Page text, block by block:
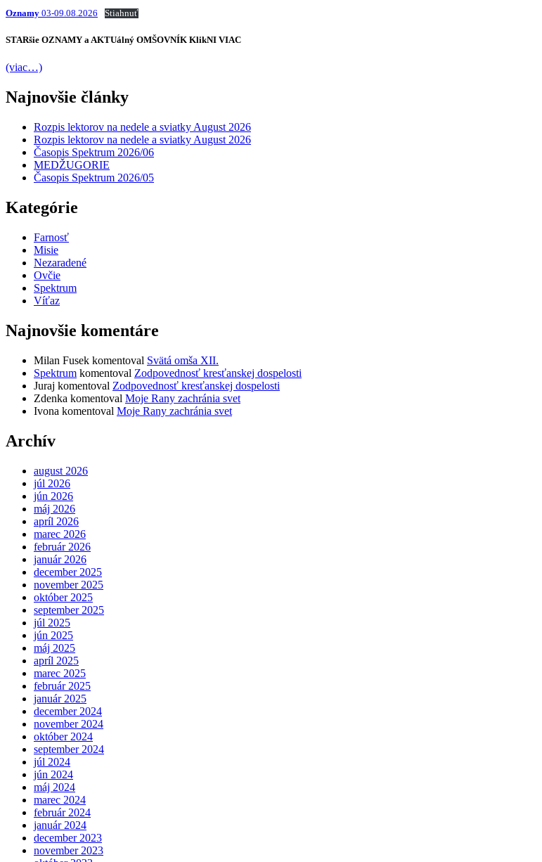
Oznamy 03-09.08.2026 Stiahnuť
STARšie OZNAMY a AKTUálný OMŠOVNÍK KlikNI VIAC
(viac…)
Najnovšie články
Rozpis lektorov na nedele a sviatky August 2026
Rozpis lektorov na nedele a sviatky August 2026
Časopis Spektrum 2026/06
MEDŽUGORIE
Časopis Spektrum 2026/05
Kategórie
Farnosť
Misie
Nezaradené
Ovčie
Spektrum
Víťaz
Najnovšie komentáre
Milan Fusek komentoval Svätá omša XII.
Spektrum komentoval Zodpovednosť kresťanskej dospelosti
Juraj komentoval Zodpovednosť kresťanskej dospelosti
Zdenka komentoval Moje Rany zachránia svet
Ivona komentoval Moje Rany zachránia svet
Archív
august 2026
júl 2026
jún 2026
máj 2026
apríl 2026
marec 2026
február 2026
január 2026
december 2025
november 2025
október 2025
september 2025
júl 2025
jún 2025
máj 2025
apríl 2025
marec 2025
február 2025
január 2025
december 2024
november 2024
október 2024
september 2024
júl 2024
jún 2024
máj 2024
marec 2024
február 2024
január 2024
december 2023
november 2023